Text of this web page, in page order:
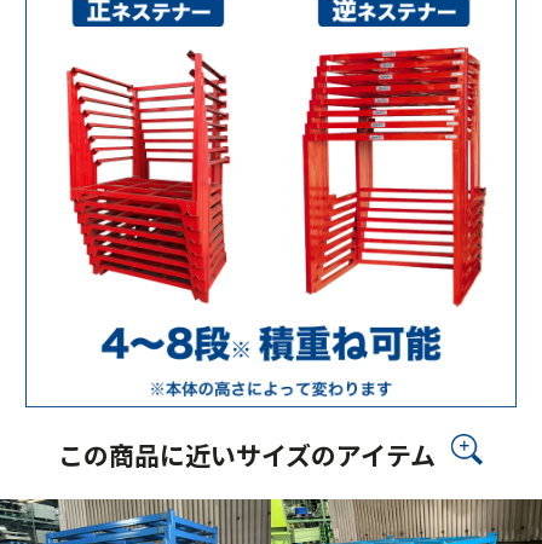
この商品に近いサイズのアイテム